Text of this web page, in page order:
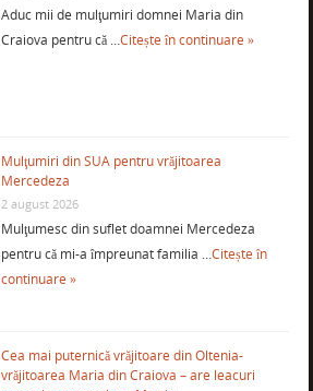
Aduc mii de mulţumiri domnei Maria din
Craiova pentru că …Citește în continuare »
Mulţumiri din SUA pentru vrăjitoarea
Mercedeza
2 august 2026
Mulţumesc din suflet doamnei Mercedeza
pentru că mi-a împreunat familia …Citește în
continuare »
Cea mai puternică vrăjitoare din Oltenia-
vrăjitoarea Maria din Craiova – are leacuri